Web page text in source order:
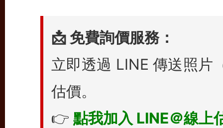
📩 免費詢價服務：
立即透過 LINE 傳送照片
估價。
👉 點我加入 LINE＠線上